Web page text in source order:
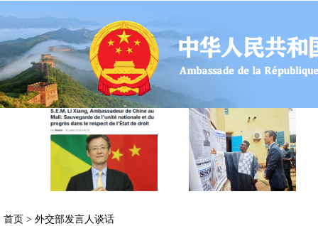
首页 > 外交部发言人谈话